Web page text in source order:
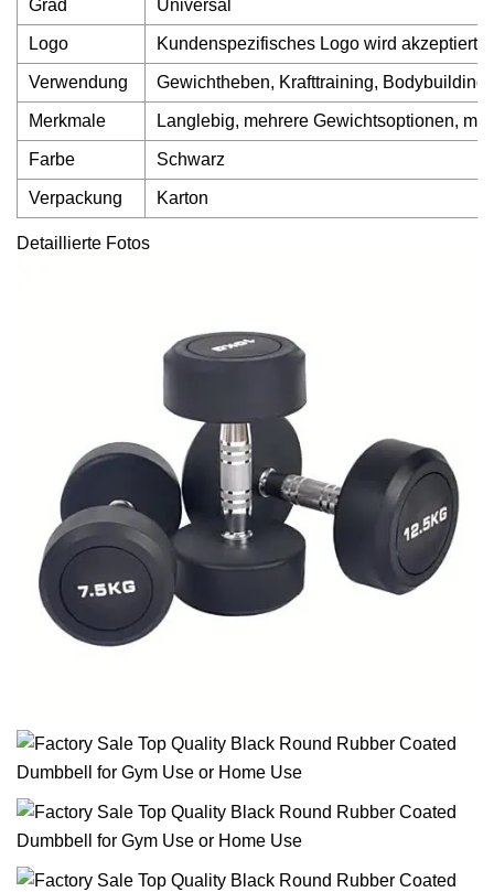
Grad Universal
Logo Kundenspezifisches Logo wird akzeptiert
Verwendung Gewichtheben, Krafttraining, Bodybuilding
Merkmale Langlebig, mehrere Gewichtsoptionen,
Farbe Schwarz
Verpackung Karton
Detaillierte Fotos